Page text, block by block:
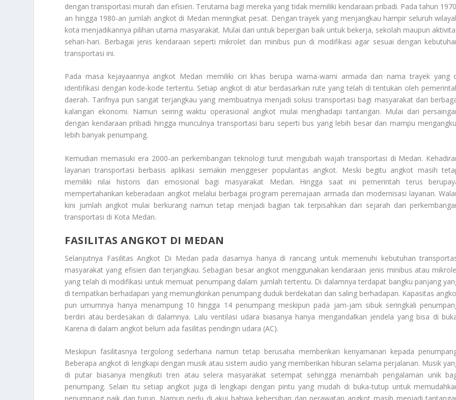
dengan transportasi murah dan efisien. Terutama bagi mereka yang tidak memiliki kendaraan pribadi. Pada tahun
an hingga 1980-an jumlah angkot di Medan meningkat pesat. Dengan trayek yang menjangkau hampir seluruh
kota menjadikannya pilihan utama masyarakat. Mulai dari untuk bepergian baik untuk bekerja, sekolah maupun
sehari-hari. Berbagai jenis kendaraan seperti mikrolet dan minibus pun di modifikasi agar sesuai dengan
transportasi ini.
Pada masa kejayaannya angkot Medan memiliki ciri khas berupa warna-warni armada dan nama trayek yang
identifikasi dengan kode-kode tertentu. Setiap angkot di atur berdasarkan rute yang telah di tentukan oleh
daerah. Tarifnya pun sangat terjangkau yang membuatnya menjadi solusi transportasi bagi masyarakat dari
kalangan ekonomi. Namun seiring waktu operasional angkot mulai menghadapi tantangan. Mulai dari
dengan kendaraan pribadi hingga munculnya transportasi baru seperti bus yang lebih besar dan mampu
lebih banyak penumpang.
Kemudian memasuki era 2000-an perkembangan teknologi turut mengubah wajah transportasi di Medan.
layanan transportasi berbasis aplikasi semakin menggeser popularitas angkot. Meski begitu angkot masih
memiliki nilai historis dan emosional bagi masyarakat Medan. Hingga saat ini pemerintah terus
mempertahankan keberadaan angkot melalui berbagai program peremajaan armada dan modernisasi layanan.
kini jumlah angkot mulai berkurang namun tetap menjadi bagian tak terpisahkan dari sejarah dan
transportasi di Kota Medan.
FASILITAS ANGKOT DI MEDAN
Selanjutnya Fasilitas Angkot Di Medan pada dasarnya hanya di rancang untuk memenuhi kebutuhan
masyarakat yang efisien dan terjangkau. Sebagian besar angkot menggunakan kendaraan jenis minibus atau
yang telah di modifikasi untuk memuat penumpang dalam jumlah tertentu. Di dalamnya terdapat bangku panjang
di tempatkan berhadapan yang memungkinkan penumpang duduk berdekatan dan saling berhadapan. Kapasitas
pun umumnya hanya menampung 10 hingga 14 penumpang meskipun pada jam-jam sibuk seringkali
berdiri atau berdesakan di dalamnya. Lalu ventilasi udara biasanya hanya mengandalkan jendela yang bisa di
Karena di dalam angkot belum ada fasilitas pendingin udara (AC).
Meskipun fasilitasnya tergolong sederhana namun tetap berusaha memberikan kenyamanan kepada
Beberapa angkot di lengkapi dengan musik atau sistem audio yang memberikan hiburan selama perjalanan. Musik
di putar biasanya mengikuti tren atau selera masyarakat setempat sehingga menambah pengalaman unik
penumpang. Selain itu setiap angkot juga di lengkapi dengan pintu yang mudah di buka-tutup untuk